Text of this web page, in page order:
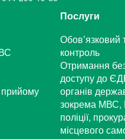
прийому
Послуги
Обов’язковий
контроль
Отримання
доступу до
органів
зокрема МВС,
поліції,
місцевого